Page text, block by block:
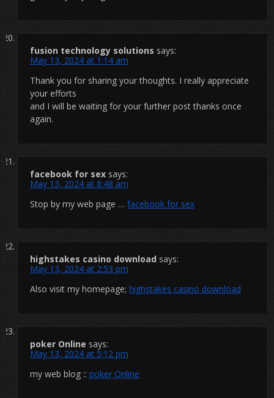
fusion technology solutions says:
May 13, 2024 at 1:14 am
Thank you for sharing your thoughts. I really appreciate
your efforts
and I will be waiting for your further post thanks once
again.
facebook for sex says:
May 13, 2024 at 8:48 am
Stop by my web page … facebook for sex
highstakes casino download says:
May 13, 2024 at 2:53 pm
Also visit my homepage; highstakes casino download
poker Online says:
May 13, 2024 at 5:12 pm
my web blog :: poker Online